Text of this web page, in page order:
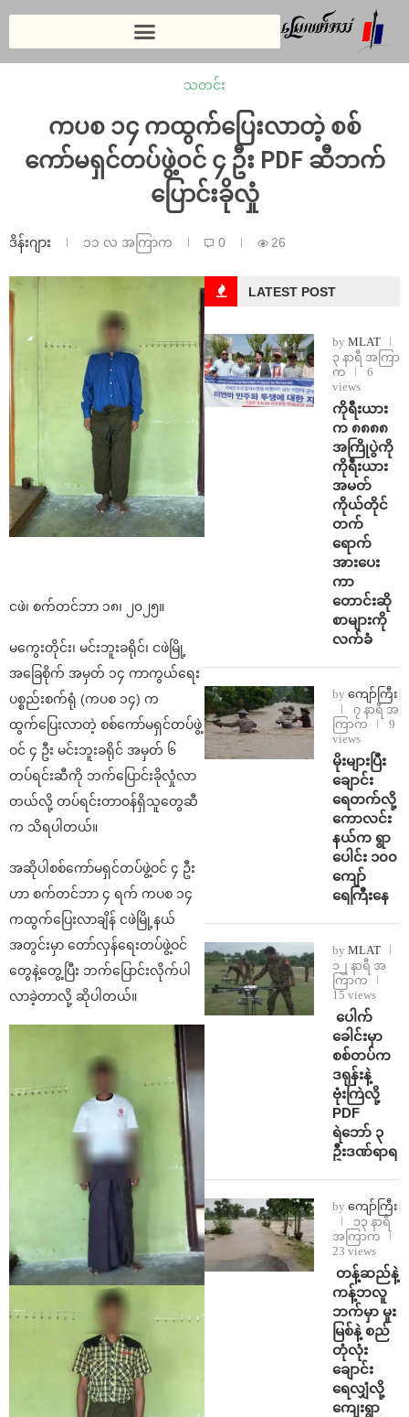
သတင်း
ကပစ ၁၄ ကထွက်ပြေးလာတဲ့ စစ်
ကော်မရှင်တပ်ဖွဲ့ဝင် ၄ ဦး PDF ဆီဘက်
ပြောင်းခိုလှုံ
ဒိန်းဂျား ၁၁ လ အကြာက 0 26
ငဖဲ၊ စက်တင်ဘာ ၁၈၊ ၂၀၂၅။
မကွေးတိုင်း၊ မင်းဘူးခရိုင်၊ ငဖဲမြို့
အခြေစိုက် အမှတ် ၁၄ ကာကွယ်ရေး
ပစ္စည်းစက်ရုံ (ကပစ ၁၄) က
ထွက်ပြေးလာတဲ့ စစ်ကော်မရှင်တပ်ဖွဲ့
ဝင် ၄ ဦး မင်းဘူးခရိုင် အမှတ် ၆
တပ်ရင်းဆီကို ဘက်ပြောင်းခိုလှုံလာ
တယ်လို့ တပ်ရင်းတာဝန်ရှိသူတွေဆီ
က သိရပါတယ်။
အဆိုပါစစ်ကော်မရှင်တပ်ဖွဲ့ဝင် ၄ ဦး
ဟာ စက်တင်ဘာ ၄ ရက် ကပစ ၁၄
ကထွက်ပြေးလာချိန် ငဖဲမြို့နယ်
အတွင်းမှာ တော်လှန်ရေးတပ်ဖွဲ့ဝင်
တွေနဲ့တွေ့ပြီး ဘက်ပြောင်းလိုက်ပါ
လာခဲ့တာလို့ ဆိုပါတယ်။
LATEST POST
by MLAT
၃ နာရီ အကြာ
က
6
views
ကိုရီးယား
က ၈၈၈၈
အကြိုပွဲကို
ကိုရီးယား
အမတ်
ကိုယ်တိုင်
တက်
ရောက်
အားပေး
ကာ
တောင်းဆို
စာများကို
လက်ခံ
by ကျော်ကြီး
၇ နာရီ အ
ကြာက
9
views
⁨မိုးများပြီး
ချောင်း
ရေတက်လို့
ကောလင်း
နယ်က ရွာ
ပေါင်း ၁၀၀
ကျော်
ရေကြီးနေ
by MLAT
၁၂ နာရီ အ
ကြာက
15 views
⁩ ⁨ပေါက်
ခေါင်းမှာ
စစ်တပ်က
ဒရုန်းနဲ့
ဗုံးကြဲလို့
PDF
ရဲဘော် ၃
ဦးဒဏ်ရာရ
by ကျော်ကြီး
၁၃ နာရီ
အကြာက
23 views
⁩ ⁨တန့်ဆည်နဲ့
ကန့်ဘလူ
ဘက်မှာ မူး
မြစ်နဲ့ စည်
တုံလုံး
ချောင်း
ရေလျှံလို့
ကျေးရွာ